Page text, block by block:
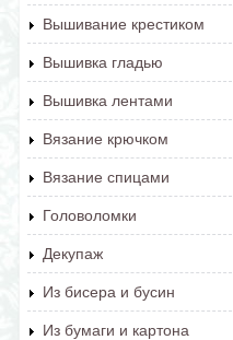
Вышивание крестиком
Вышивка гладью
Вышивка лентами
Вязание крючком
Вязание спицами
Головоломки
Декупаж
Из бисера и бусин
Из бумаги и картона